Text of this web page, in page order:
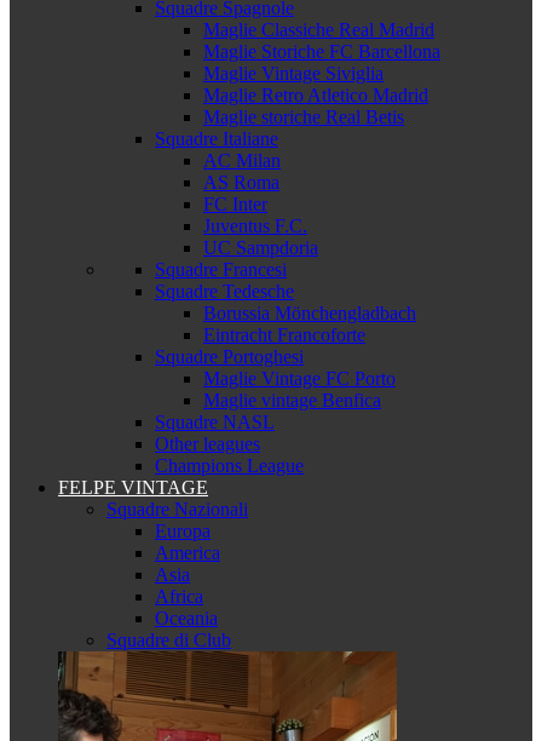
Squadre Spagnole
Maglie Classiche Real Madrid
Maglie Storiche FC Barcellona
Maglie Vintage Siviglia
Maglie Retro Atletico Madrid
Maglie storiche Real Betis
Squadre Italiane
AC Milan
AS Roma
FC Inter
Juventus F.C.
UC Sampdoria
Squadre Francesi
Squadre Tedesche
Borussia Mönchengladbach
Eintracht Francoforte
Squadre Portoghesi
Maglie Vintage FC Porto
Maglie vintage Benfica
Squadre NASL
Other leagues
Champions League
FELPE VINTAGE
Squadre Nazionali
Europa
America
Asia
Africa
Oceania
Squadre di Club